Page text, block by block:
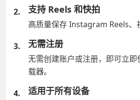
支持 Reels 和快拍
高质量保存 Instagram Reels、
无需注册
无需创建账户或注册，即可立
载器。
适用于所有设备